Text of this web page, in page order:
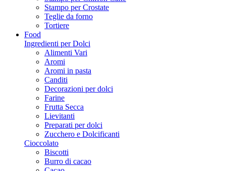
Stampo per Crostate
Teglie da forno
Tortiere
Food
Ingredienti per Dolci
Alimenti Vari
Aromi
Aromi in pasta
Canditi
Decorazioni per dolci
Farine
Frutta Secca
Lievitanti
Preparati per dolci
Zucchero e Dolcificanti
Cioccolato
Biscotti
Burro di cacao